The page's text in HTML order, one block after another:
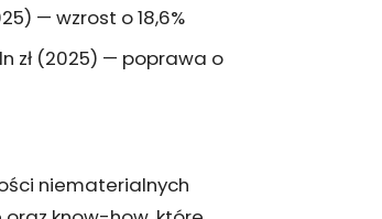
— wzrost o 18,6%
zł (2025) — poprawa o
niematerialnych